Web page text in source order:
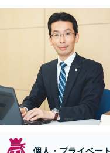
個人・プライベー